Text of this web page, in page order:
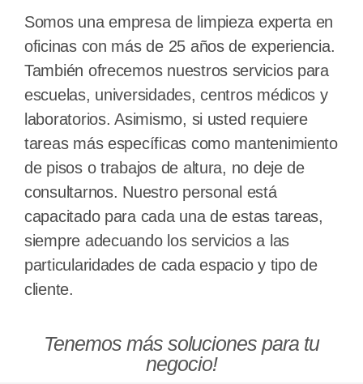
Somos una empresa de limpieza experta en
oficinas con más de 25 años de experiencia.
También ofrecemos nuestros servicios para
escuelas, universidades, centros médicos y
laboratorios. Asimismo, si usted requiere
tareas más específicas como mantenimiento
de pisos o trabajos de altura, no deje de
consultarnos. Nuestro personal está
capacitado para cada una de estas tareas,
siempre adecuando los servicios a las
particularidades de cada espacio y tipo de
cliente.
Tenemos más soluciones para tu
negocio!